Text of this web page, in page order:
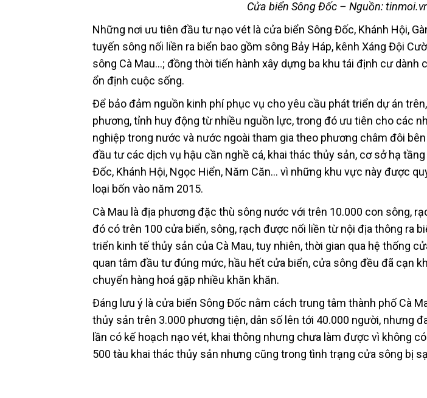
Cửa biển Sông Đốc – Nguồn:
Những nơi ưu tiên đầu tư nạo vét là cửa biển Sông Đốc, Khánh Hội,
tuyến sông nối liền ra biển bao gồm sông Bảy Háp, kênh Xáng Đội
sông Cà Mau…; đồng thời tiến hành xây dựng ba khu tái định cư dành
ổn định cuộc sống.
Để bảo đảm nguồn kinh phí phục vụ cho yêu cầu phát triển dự án
phương, tỉnh huy động từ nhiều nguồn lực, trong đó ưu tiên cho các
nghiệp trong nước và nước ngoài tham gia theo phương châm đôi
đầu tư các dịch vụ hậu cần nghề cá, khai thác thủy sản, cơ sở hạ
Đốc, Khánh Hội, Ngọc Hiển, Năm Căn… vì những khu vực này được
loại bốn vào năm 2015.
Cà Mau là địa phương đặc thù sông nước với trên 10.000 con sông,
đó có trên 100 cửa biển, sông, rạch được nối liền từ nội địa thông ra
triển kinh tế thủy sản của Cà Mau, tuy nhiên, thời gian qua hệ thống
quan tâm đầu tư đúng mức, hầu hết cửa biển, cửa sông đều đã cạn
chuyển hàng hoá gặp nhiều khăn khăn.
Đáng lưu ý là cửa biển Sông Đốc nằm cách trung tâm thành phố Cà
thủy sản trên 3.000 phương tiện, dân số lên tới 40.000 người, nhưng
lần có kế hoạch nạo vét, khai thông nhưng chưa làm được vì không
500 tàu khai thác thủy sản nhưng cũng trong tình trạng cửa sông bị